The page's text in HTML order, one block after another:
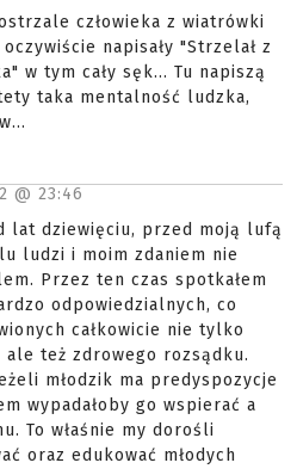
człowieka z wiatrówki
napisały "Strzelał z
w tym cały sęk... Tu napiszą
taka mentalność ludzka,
@ 23:46
lat dziewięciu, przed moją lufą
ludzi i moim zdaniem nie
Przez ten czas spotkałem
odpowiedzialnych, co
całkowicie nie tylko
ale też zdrowego rozsądku.
młodzik ma predyspozycje
wypadałoby go wspierać a
To właśnie my dorośli
oraz edukować młodych